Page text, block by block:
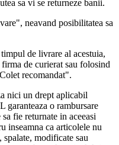
sa vi se returneze banii.
neavand posibilitatea sa
de livrare al acestuia,
de curierat sau folosind
recomandat".
nici un drept aplicabil
garanteaza o rambursare
fie returnate in aceeasi
inseamna ca articolele nu
modificate sau